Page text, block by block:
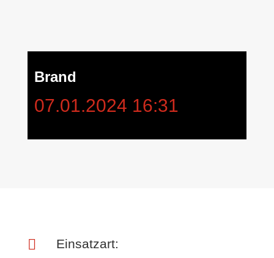
Brand
07.01.2024 16:31
 Einsatzart: